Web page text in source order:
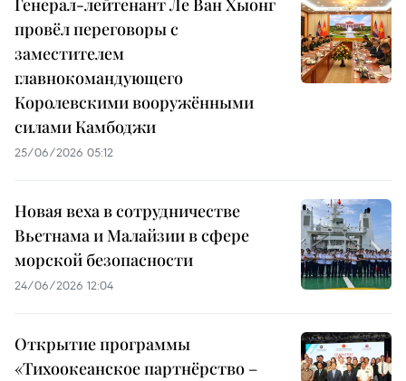
Генерал-лейтенант Ле Ван Хыонг
провёл переговоры с
заместителем
главнокомандующего
Королевскими вооружёнными
силами Камбоджи
25/06/2026 05:12
Новая веха в сотрудничестве
Вьетнама и Малайзии в сфере
морской безопасности
24/06/2026 12:04
Открытие программы
«Тихоокеанское партнёрство –